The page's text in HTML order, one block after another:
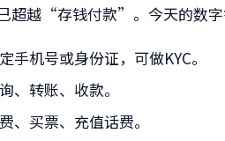
超越“存钱付款”。今天的数字
手机号或身份证，可做KYC。
、转账、收款。
、买票、充值话费。